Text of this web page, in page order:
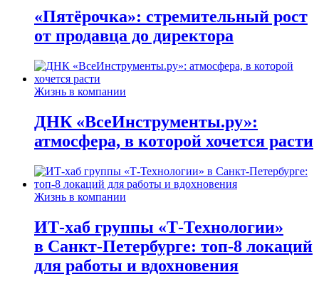
«Пятёрочка»: стремительный рост
от продавца до директора
Жизнь в компании
ДНК «ВсеИнструменты.ру»:
атмосфера, в которой хочется расти
Жизнь в компании
ИТ-хаб группы «Т-Технологии»
в Санкт-Петербурге: топ-8 локаций
для работы и вдохновения